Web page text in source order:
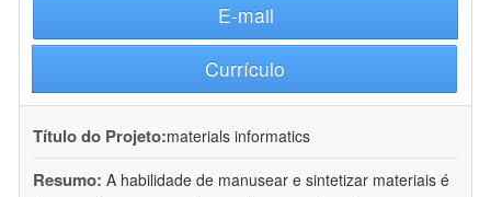
E-mail
Currículo
Título do Projeto:materials informatics
Resumo: A habilidade de manusear e sintetizar materiais é